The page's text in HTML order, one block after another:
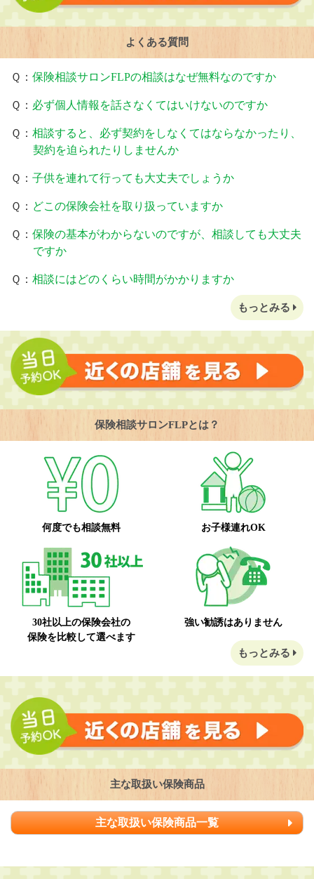
よくある質問
Ｑ： 保険相談サロンFLPの相談はなぜ無料なのですか
Ｑ： 必ず個人情報を話さなくてはいけないのですか
Ｑ： 相談すると、必ず契約をしなくてはならなかったり、
契約を迫られたりしませんか
Ｑ： 子供を連れて行っても大丈夫でしょうか
Ｑ： どこの保険会社を取り扱っていますか
Ｑ： 保険の基本がわからないのですが、相談しても大丈夫
ですか
Ｑ： 相談にはどのくらい時間がかかりますか
もっとみる
保険相談サロンFLPとは？
何度でも相談無料 お子様連れOK
30社以上の保険会社の
保険を比較して選べます
強い勧誘はありません
もっとみる
主な取扱い保険商品
主な取扱い保険商品一覧